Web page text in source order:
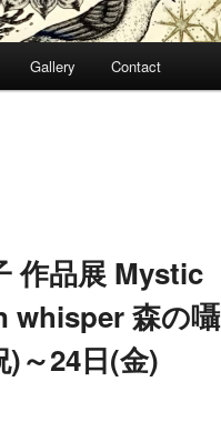
Gallery Contact
作品展 Mystic
whisper 森の囁
～24日(金)